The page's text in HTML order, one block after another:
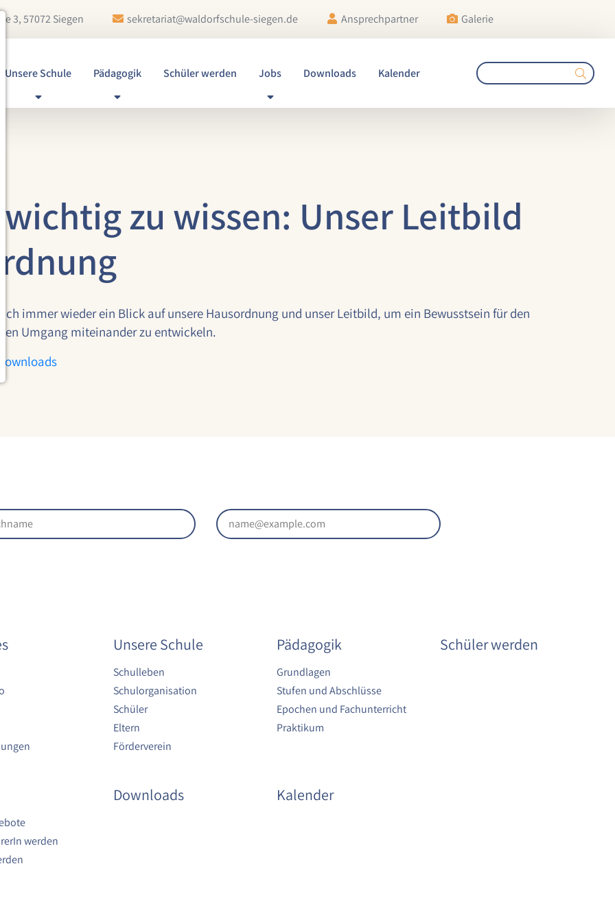
3, 57072 Siegen sekretariat@waldorfschule-siegen.de Ansprechpartner Galerie
Unsere Schule Pädagogik Schüler werden Jobs Downloads Kalender
zu wissen: Unser Leitbild
immer wieder ein Blick auf unsere Hausordnung und unser Leitbild, um ein Bewusstsein für den
Umgang miteinander zu entwickeln.
Downloads
Unsere Schule
Schulleben
Schulorganisation
Schüler
Eltern
Förderverein
Pädagogik
Grundlagen
Stufen und Abschlüsse
Epochen und Fachunterricht
Praktikum
Schüler werden
werden
Downloads Kalender